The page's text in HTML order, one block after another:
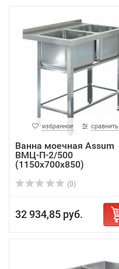
избранное сравнить
Ванна моечная Assum
ВМЦ-П-2/500
(1150х700х850)
(0)
32 934,85 руб.